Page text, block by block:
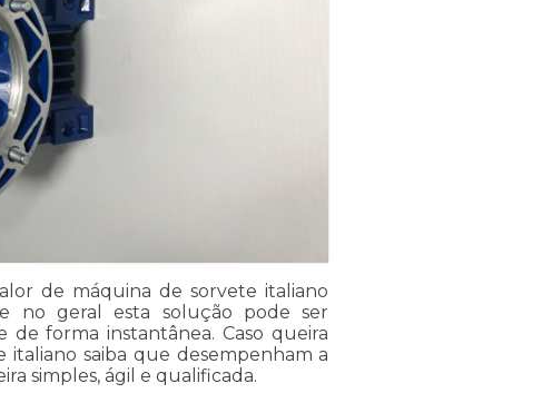
de máquina de sorvete italiano
no geral esta solução pode ser
forma instantânea. Caso queira
italiano saiba que desempenham a
simples, ágil e qualificada.